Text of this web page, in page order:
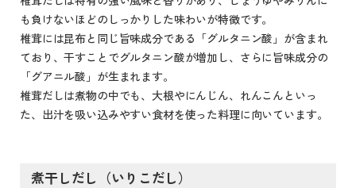
も負けないほどのしっかりした味わいが特徴です。
椎茸には昆布と同じ旨味成分である「グルタニン酸」が含まれ
ており、干すことでグルタニン酸が増加し、さらに旨味成分の
「グアニル酸」が生まれます。
椎茸だしは煮物の中でも、大根やにんじん、れんこんといっ
た、出汁を吸い込みやすい食材を使った料理に向いています。
煮干しだし（いりこだし）